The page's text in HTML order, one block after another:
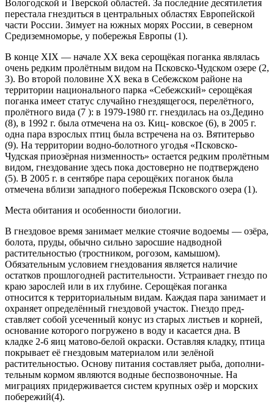
Вологодской и Твер­ской областей. За последние десятилетия
перестала гнездиться в центральных областях Европейской
ча­сти России. Зимует на южных морях России, в север­ном
Средиземноморье, у побережья Европы (1).
В конце XIX — начале XX века серощёкая по­ганка являлась
очень редким пролётным видом на Псковско-Чудском озере (2,
3). Во второй поло­вине ХХ века в Себежском районе на
территории на­ционального парка «Себежский» серощёкая
поганка имеет статус случайно гнездящегося, перелётного,
пролётного вида (7 ): в 1979-1980 гг. гнездилась на оз.Дедино
(8), в 1992 г. была отмечена на оз. Киц- ковское (6), в 2005 г.
одна пара взрослых птиц была встречена на оз. Вятитерьво
(9). На территории во­дно-болотного угодья «Псковско-
Чудская приозёрная низменность» остается редким пролётным
видом, гнездование здесь пока достоверно не подтвержде­но
(5). В 2005 г. в сентябре пара серощёких поганок была
отмечена вблизи западного побережья Псков­ского озера (1).
Места обитания и особенности биологии.
В гнездовое время занимает мелкие стоячие во­доемы — озёра,
болота, пруды, обычно сильно зарос­шие надводной
растительностью (тростником, рого­зом, камышом).
Обязательным условием гнездования является наличие
остатков прошлогодней раститель­ности. Устраивает гнездо по
краю зарослей или в их глубине. Серощёкая поганка
относится к терри­ториальным видам. Каждая пара занимает и
охраня­ет определённый гнездовой участок. Гнездо пред­
ставляет собой усеченный конус из старых листьев и корней,
основание которого погруже­но в воду и касается дна. В
кладке 2-6 яиц матово-белой окра­ски. Оставляя кладку, птица
покрывает её гнездовым материалом или зелёной
растительно­стью. Основу питания составляет рыба, дополни­
тельным кормом являются водные беспозвоночные. На
миграциях придерживается систем крупных озёр и морских
побережий(4).